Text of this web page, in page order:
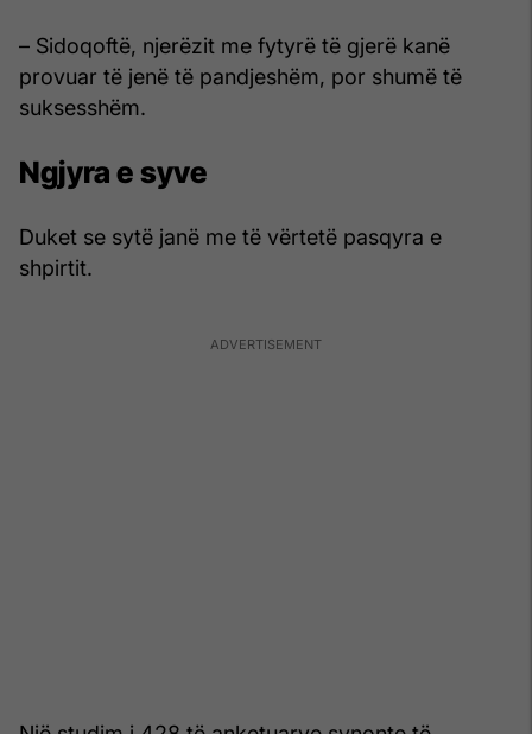
– Sidoqoftë, njerëzit me fytyrë të gjerë kanë
provuar të jenë të pandjeshëm, por shumë të
suksesshëm.
Ngjyra e syve
Duket se sytë janë me të vërtetë pasqyra e
shpirtit.